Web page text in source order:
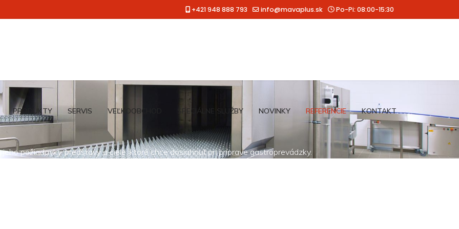
+421 948 888 793 info@mavaplus.sk Po-Pi: 08:00-15:30
PRODUKTY SERVIS VEĽKOOBCHOD ŠPECIÁLNE SLUŽBY NOVINKY REFERENCIE KONTAKT
požiadavky, predstavy a ciele, ktoré chce dosiahnuť pri príprave gastroprevádzky.